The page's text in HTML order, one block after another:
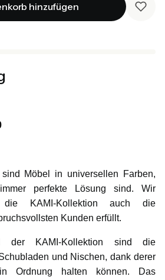
hinzufügen
Möbel in universellen Farben,
perfekte Lösung sind. Wir
die KAMI-Kollektion auch die
Kunden erfüllt.
der KAMI-Kollektion sind die
und Nischen, dank derer
Ordnung halten können. Das